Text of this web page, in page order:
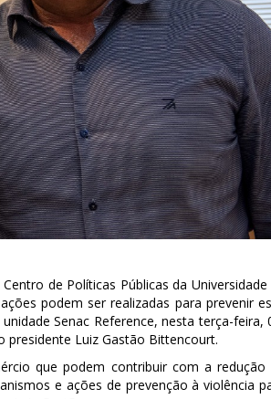
de Políticas Públicas da Universidade
podem ser realizadas para prevenir
Senac Reference, nesta terça-feira,
Luiz Gastão Bittencourt.
que podem contribuir com a redução
e ações de prevenção à violência